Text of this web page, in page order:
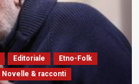
Editoriale
Etno-Folk
Novelle & racconti